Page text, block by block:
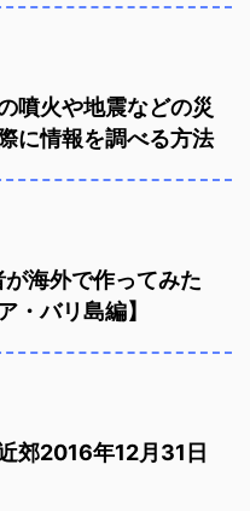
噴火や地震などの災
に情報を調べる方法
海外で作ってみた
・バリ島編】
郊2016年12月31日